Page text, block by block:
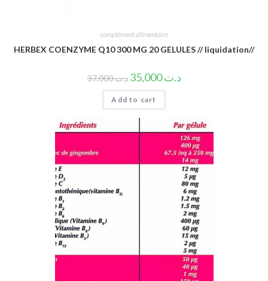
complément alimentaire
HERBEX COENZYME Q10 300 MG 20 GELULES // liquidation//
د.ت37,000 د.ت35,000
Add to cart